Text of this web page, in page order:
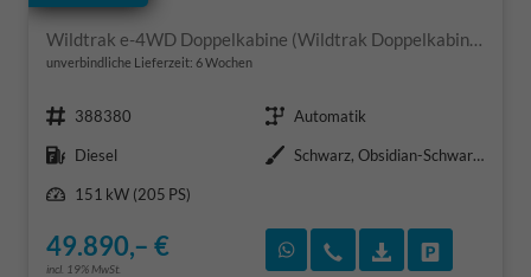
Wildtrak e-4WD Doppelkabine (Wildtrak Doppelkabine) 2.0 EcoBlue 151kW (205 PS) 10-Stufen-Automatikgetriebe
unverbindliche Lieferzeit: 6 Wochen
Fahrzeugnr. 388380 Getriebe Automatik
Kraftstoff Diesel Außenfarbe
Schwarz, Obsidian-Schwarz Metallic (000ZH0)
Leistung
151 kW (205 PS)
49.890,– €
incl. 19% MwSt.
Rückruf vereinbaren
Wir rufen Sie an